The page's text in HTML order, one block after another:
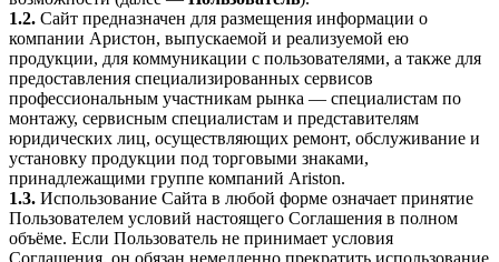
1.2. Сайт предназначен для размещения информации о
компании Аристон, выпускаемой и реализуемой ею
продукции, для коммуникации с пользователями, а также для
предоставления специализированных сервисов
профессиональным участникам рынка — специалистам по
монтажу, сервисным специалистам и представителям
юридических лиц, осуществляющих ремонт, обслуживание и
установку продукции под торговыми знаками,
принадлежащими группе компаний Ariston.
1.3. Использование Сайта в любой форме означает принятие
Пользователем условий настоящего Соглашения в полном
объёме. Если Пользователь не принимает условия
Соглашения, он обязан немедленно прекратить использование